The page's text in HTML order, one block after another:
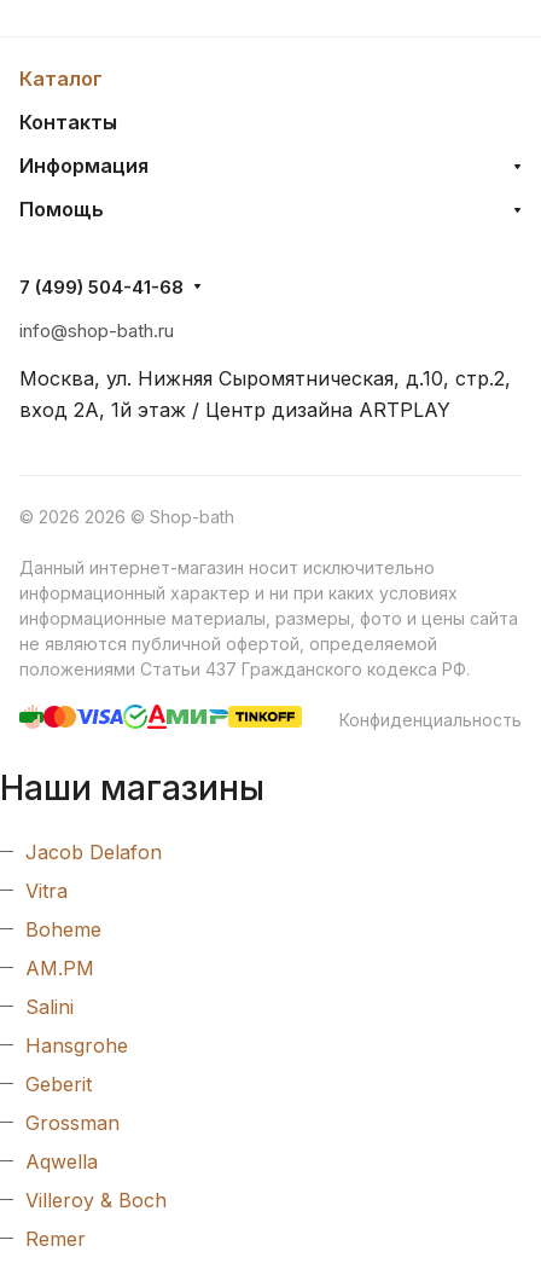
Каталог
Контакты
Информация
Помощь
7 (499) 504-41-68
info@shop-bath.ru
Москва, ул. Нижняя Сыромятническая, д.10, стр.2,
вход 2A, 1й этаж / Центр дизайна ARTPLAY
© 2026 2026 © Shop-bath
Данный интернет-магазин носит исключительно
информационный характер и ни при каких условиях
информационные материалы, размеры, фото и цены сайта
не являются публичной офертой, определяемой
положениями Статьи 437 Гражданского кодекса РФ.
Конфиденциальность
Наши магазины
Jacob Delafon
Vitra
Boheme
AM.PM
Salini
Hansgrohe
Geberit
Grossman
Aqwella
Villeroy & Boch
Remer